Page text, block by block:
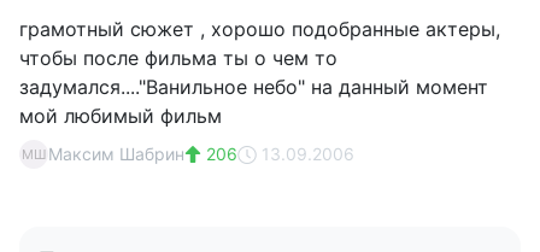
грамотный сюжет , хорошо подобранные актеры,
чтобы после фильма ты о чем то
задумался...."Ванильное небо" на данный момент
мой любимый фильм
МШ Максим Шабрин 206 13.09.2006